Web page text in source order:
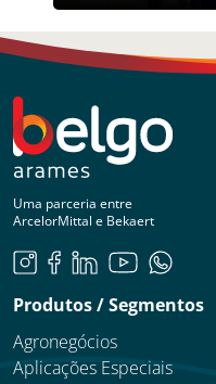
Uma parceria entre
ArcelorMittal e Bekaert
Produtos / Segmentos
Agronegócios
Aplicações Especiais